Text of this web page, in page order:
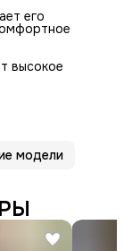
его
высокое
модели